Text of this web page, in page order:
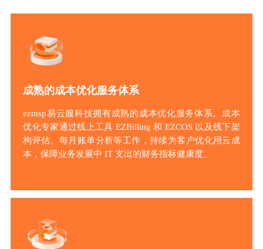
成熟的成本优化服务体系
ezmsp易云服科技拥有成熟的成本优化服务体系。成本
优化专家通过线上工具 EZBilling 和 EZCOS 以及线下架
构评估、每月账单分析等工作，持续为客户优化用云成
本，保障业务发展中 IT 支出的财务指标健康度。